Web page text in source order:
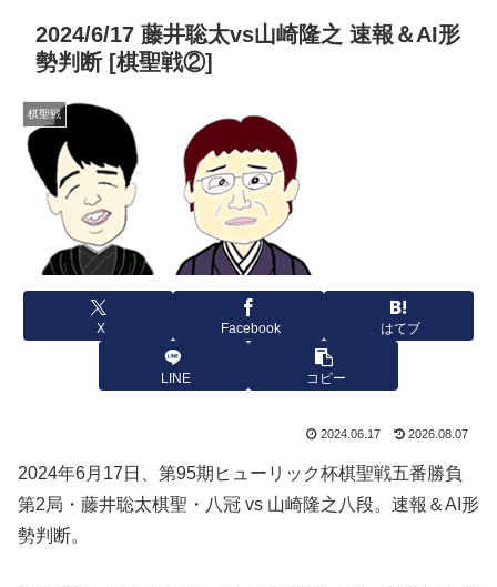
2024/6/17 藤井聡太vs山崎隆之 速報＆AI形
勢判断 [棋聖戦②]
棋聖戦
X Facebook はてブ
LINE コピー
2024.06.17 2026.08.07
2024年6月17日、第95期ヒューリック杯棋聖戦五番勝負
第2局・藤井聡太棋聖・八冠 vs 山崎隆之八段。速報＆AI形
勢判断。